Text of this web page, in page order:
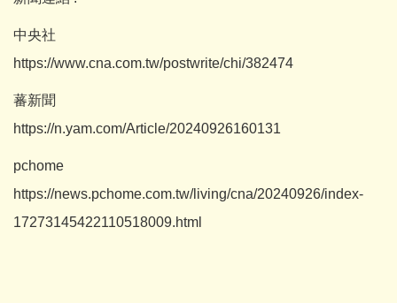
中央社
https://www.cna.com.tw/postwrite/chi/382474
蕃新聞
https://n.yam.com/Article/20240926160131
pchome
https://news.pchome.com.tw/living/cna/20240926/index-
17273145422110518009.html